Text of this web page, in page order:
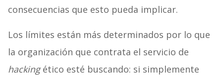
consecuencias que esto pueda implicar.
Los límites están más determinados por lo que
la organización que contrata el servicio de
hackingético esté buscando: si simplemente